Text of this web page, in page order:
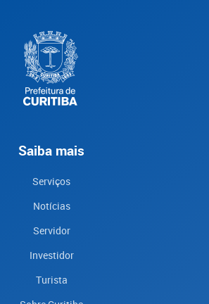
Saiba mais
Serviços
Notícias
Servidor
Investidor
Turista